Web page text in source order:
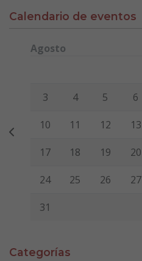
Calendario de eventos
Agosto
3 4 5 6
10 11 12 13
17 18 19 20
24 25 26 27
31
Categorías